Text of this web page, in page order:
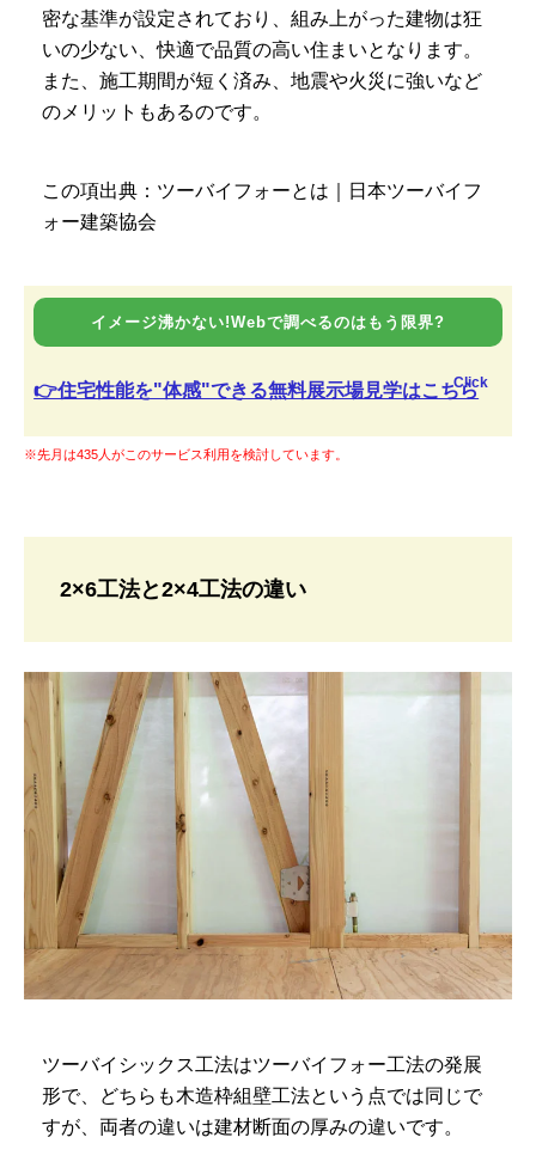
密な基準が設定されており、組み上がった建物は狂
いの少ない、快適で品質の高い住まいとなります。
また、施工期間が短く済み、地震や火災に強いなど
のメリットもあるのです。
この項出典：ツーバイフォーとは｜日本ツーバイフ
ォー建築協会
イメージ沸かない!Webで調べるのはもう限界?
👉住宅性能を"体感"できる無料展示場見学はこちら
Click
※先月は435人がこのサービス利用を検討しています。
2×6工法と2×4工法の違い
ツーバイシックス工法はツーバイフォー工法の発展
形で、どちらも木造枠組壁工法という点では同じで
すが、両者の違いは建材断面の厚みの違いです。